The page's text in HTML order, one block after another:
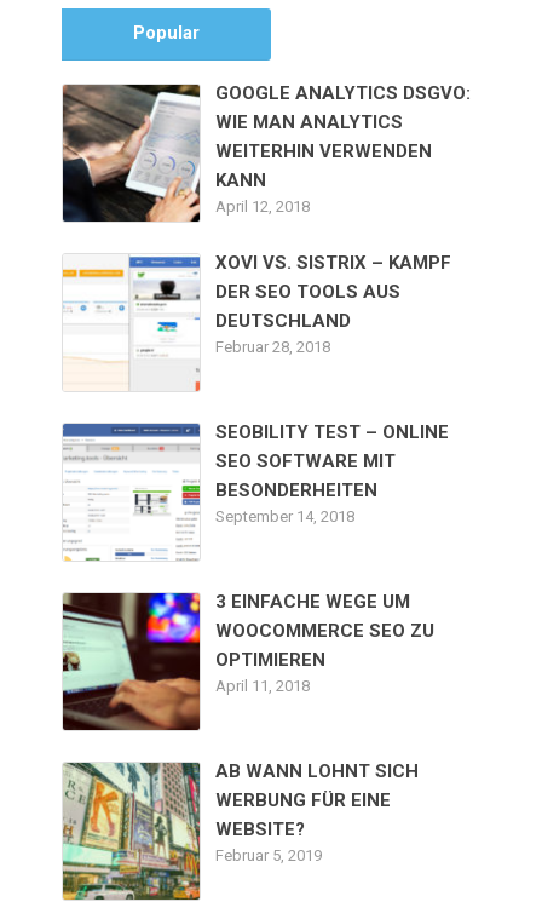
Popular
GOOGLE ANALYTICS DSGVO:
WIE MAN ANALYTICS
WEITERHIN VERWENDEN
KANN
April 12, 2018
XOVI VS. SISTRIX – KAMPF
DER SEO TOOLS AUS
DEUTSCHLAND
Februar 28, 2018
SEOBILITY TEST – ONLINE
SEO SOFTWARE MIT
BESONDERHEITEN
September 14, 2018
3 EINFACHE WEGE UM
WOOCOMMERCE SEO ZU
OPTIMIEREN
April 11, 2018
AB WANN LOHNT SICH
WERBUNG FÜR EINE
WEBSITE?
Februar 5, 2019